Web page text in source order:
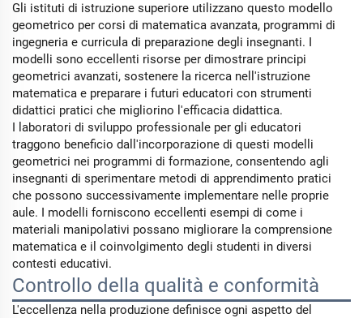
Gli istituti di istruzione superiore utilizzano questo modello
geometrico per corsi di matematica avanzata, programmi di
ingegneria e curricula di preparazione degli insegnanti. I
modelli sono eccellenti risorse per dimostrare principi
geometrici avanzati, sostenere la ricerca nell'istruzione
matematica e preparare i futuri educatori con strumenti
didattici pratici che migliorino l'efficacia didattica.
I laboratori di sviluppo professionale per gli educatori
traggono beneficio dall'incorporazione di questi modelli
geometrici nei programmi di formazione, consentendo agli
insegnanti di sperimentare metodi di apprendimento pratici
che possono successivamente implementare nelle proprie
aule. I modelli forniscono eccellenti esempi di come i
materiali manipolativi possano migliorare la comprensione
matematica e il coinvolgimento degli studenti in diversi
contesti educativi.
Controllo della qualità e conformità
L'eccellenza nella produzione definisce ogni aspetto del